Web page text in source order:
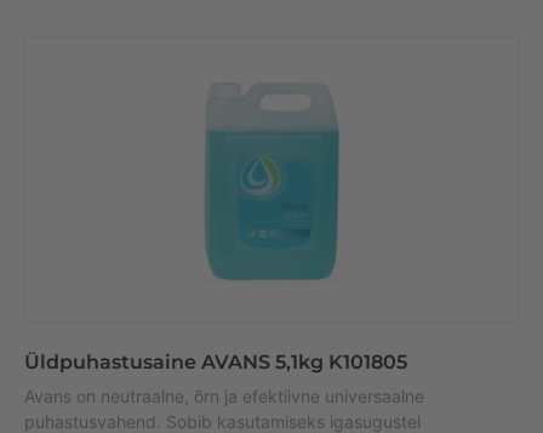
Üldpuhastusaine AVANS 5,1kg K101805
Avans on neutraalne, õrn ja efektiivne universaalne
puhastusvahend. Sobib kasutamiseks igasugustel